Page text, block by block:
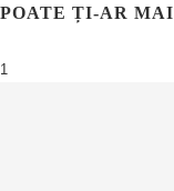
POATE ȚI-AR
1